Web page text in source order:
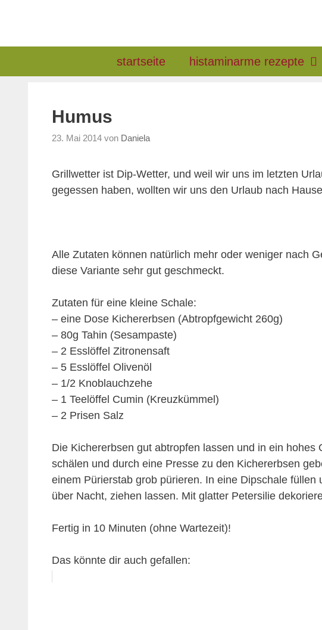
startseite histaminarme rezepte
Humus
23. Mai 2014 von Daniela
Grillwetter ist Dip-Wetter, und weil wir uns im letzten
gegessen haben, wollten wir uns den Urlaub nach
Alle Zutaten können natürlich mehr oder weniger nach
diese Variante sehr gut geschmeckt.
Zutaten für eine kleine Schale:
– eine Dose Kichererbsen (Abtropfgewicht 260g)
– 80g Tahin (Sesampaste)
– 2 Esslöffel Zitronensaft
– 5 Esslöffel Olivenöl
– 1/2 Knoblauchzehe
– 1 Teelöffel Cumin (Kreuzkümmel)
– 2 Prisen Salz
Die Kichererbsen gut abtropfen lassen und in ein
schälen und durch eine Presse zu den Kichererbsen
einem Pürierstab grob pürieren. In eine Dipschale
über Nacht, ziehen lassen. Mit glatter Petersilie
Fertig in 10 Minuten (ohne Wartezeit)!
Das könnte dir auch gefallen: